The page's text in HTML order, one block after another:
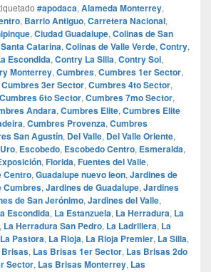
#apodaca, Alameda Monterrey,
, Barrio Antiguo, Carretera Nacional,
, Ciudad Guadalupe, Colinas de San
Catarina, Colinas de Valle Verde, Contry,
Escondida, Contry La Silla, Contry Sol,
Monterrey, Cumbres, Cumbres 1er Sector,
Cumbres 3er Sector, Cumbres 4to Sector,
Cumbres 6to Sector, Cumbres 7mo Sector,
Andara, Cumbres Elite, Cumbres Elite
, Cumbres Provenza, Cumbres
San Agustín, Del Valle, Del Valle Oriente,
, Escobedo, Escobedo Centro, Esmeralda,
, Florida, Fuentes del Valle,
Centro, Guadalupe nuevo leon, Jardines de
Cumbres, Jardines de Guadalupe, Jardines
de San Jerónimo, Jardines del Valle,
Escondida, La Estanzuela, La Herradura, La
, La Herradura San Pedro, La Ladrillera, La
La Pastora, La Rioja, La Rioja Premier, La Silla,
Brisas, Las Brisas 1er Sector, Las Brisas 2do
Sector, Las Brisas Monterrey, Las